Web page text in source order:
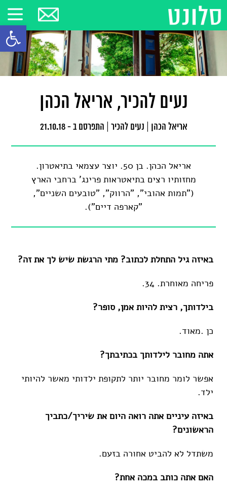
פתח
נעים להכיר, אריאל הכהן
אריאל הכהן נעים להכיר התפרסם ב - 21.10.18
אריאל הכהן. בן 50. יוצר עצמאי בתיאטרון.
מחזותיו רצים בתיאטראות פרינג' ברחבי הארץ
("תמות אהובי", "הרווק", "טובעים השניים",
"קארפה דיים").
באיזה גיל התחלת לכתוב? מתי הרגשת שיש לך את זה?
פריחה מאוחרת. 34.
בילדותך, רצית להיות אמן, סופר?
כן .מאוד.
אתה מחובר לילדותך בכתיבתך?
אפשר לומר מחובר יותר לתקופת ילדותי מאשר להיותי
ילד.
באיזה עיניים אתה רואה היום את שיריך/כתביך
הראשונים?
משתדל לא להביט אחורה בזעם.
האם אתה כותב במכה אחת?